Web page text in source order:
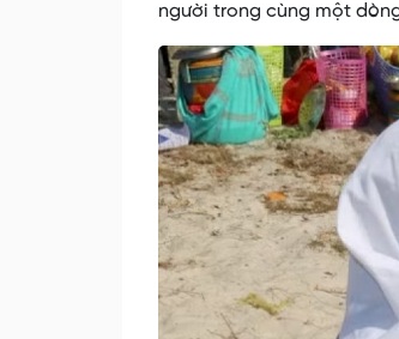
người trong cùng một